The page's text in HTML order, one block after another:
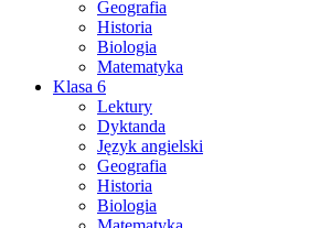
Geografia
Historia
Biologia
Matematyka
Klasa 6
Lektury
Dyktanda
Język angielski
Geografia
Historia
Biologia